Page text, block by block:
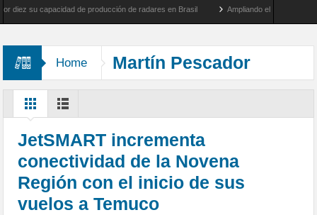
su capacidad de producción de radares en Brasil Ampliando el horizonte:
Home Martín Pescador
JetSMART incrementa
conectividad de la Novena
Región con el inicio de sus
vuelos a Temuco